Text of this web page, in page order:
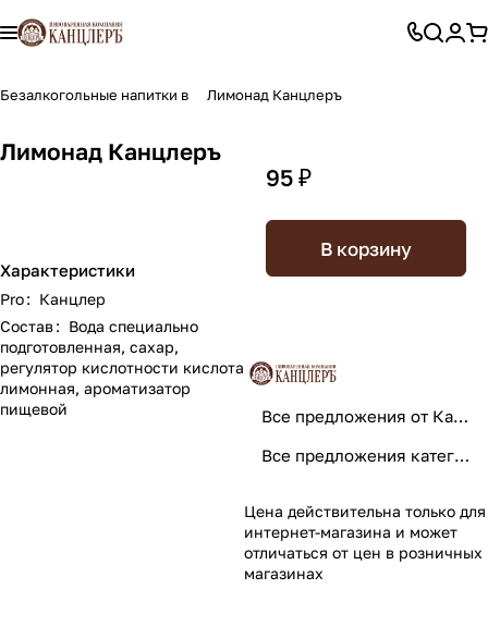
Безалкогольные напитки в Лимонад Канцлеръ
Лимонад Канцлеръ
Характеристики
Pro: Канцлер
Состав: Вода специально
подготовленная, сахар,
регулятор кислотности кислота
лимонная, ароматизатор
пищевой
95 ₽
В корзину
Цена действительна только для
интернет-магазина и может
отличаться от цен в розничных
магазинах